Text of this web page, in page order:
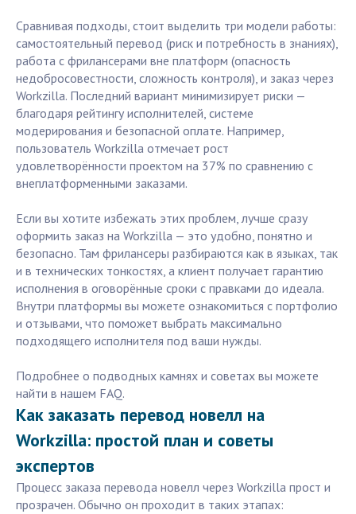
Сравнивая подходы, стоит выделить три модели работы:
самостоятельный перевод (риск и потребность в знаниях),
работа с фрилансерами вне платформ (опасность
недобросовестности, сложность контроля), и заказ через
Workzilla. Последний вариант минимизирует риски —
благодаря рейтингу исполнителей, системе
модерирования и безопасной оплате. Например,
пользователь Workzilla отмечает рост
удовлетворённости проектом на 37% по сравнению с
внеплатформенными заказами.
Если вы хотите избежать этих проблем, лучше сразу
оформить заказ на Workzilla — это удобно, понятно и
безопасно. Там фрилансеры разбираются как в языках, так
и в технических тонкостях, а клиент получает гарантию
исполнения в оговорённые сроки с правками до идеала.
Внутри платформы вы можете ознакомиться с портфолио
и отзывами, что поможет выбрать максимально
подходящего исполнителя под ваши нужды.
Подробнее о подводных камнях и советах вы можете
найти в нашем FAQ.
Как заказать перевод новелл на
Workzilla: простой план и советы
экспертов
Процесс заказа перевода новелл через Workzilla прост и
прозрачен. Обычно он проходит в таких этапах: